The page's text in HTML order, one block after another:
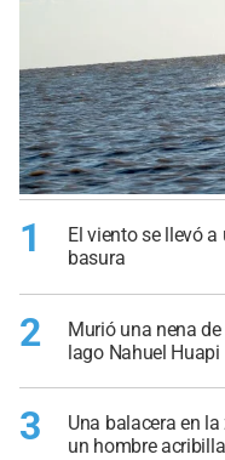
1
El viento se llevó
basura
2
Murió una nena
lago Nahuel Huapi
3
Una balacera en
un hombre